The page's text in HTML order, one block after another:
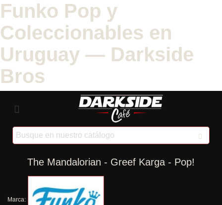
Funko Pop y
Coleccionables en
Uruguay — Darkside
Bros
The Mandalorian - Greef Karga - Pop!
Marca: